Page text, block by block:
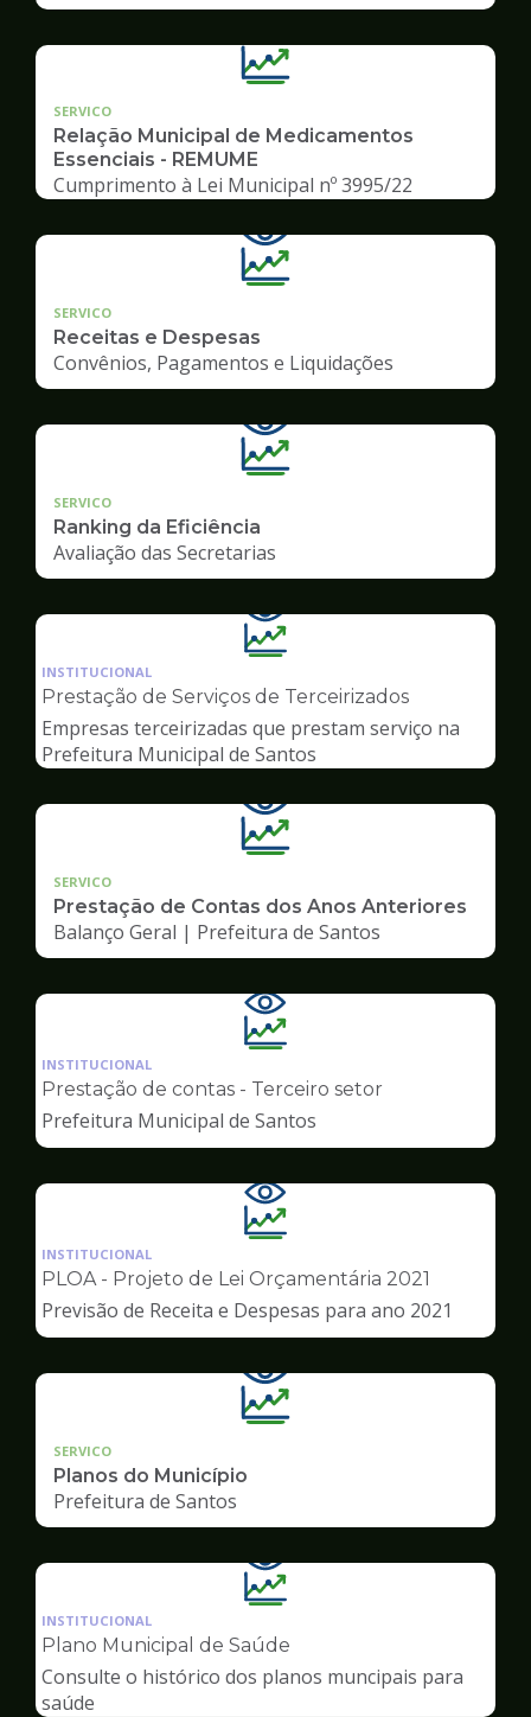
SERVICO
Relação Municipal de Medicamentos
Essenciais - REMUME
Cumprimento à Lei Municipal nº 3995/22
SERVICO
Receitas e Despesas
Convênios, Pagamentos e Liquidações
SERVICO
Ranking da Eficiência
Avaliação das Secretarias
Ilustração
da
pagina
Transparência
INSTITUCIONAL
Prestação de Serviços de Terceirizados
Empresas terceirizadas que prestam serviço na
Prefeitura Municipal de Santos
SERVICO
Prestação de Contas dos Anos Anteriores
Balanço Geral | Prefeitura de Santos
Ilustração
da
pagina
de
Transparência
INSTITUCIONAL
Prestação de contas - Terceiro setor
Prefeitura Municipal de Santos
Ilustração
da
pagina
Transparência
INSTITUCIONAL
PLOA - Projeto de Lei Orçamentária 2021
Previsão de Receita e Despesas para ano 2021
SERVICO
Planos do Município
Prefeitura de Santos
Ilustração
da
pagina
de
Transparência
INSTITUCIONAL
Plano Municipal de Saúde
Consulte o histórico dos planos muncipais para
saúde